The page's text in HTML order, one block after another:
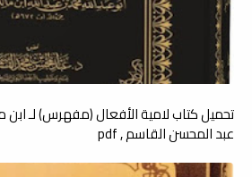
تحميل كتاب لامية الأفعال (مفهرس) لـ
عبد المحسن القاسم , pdf